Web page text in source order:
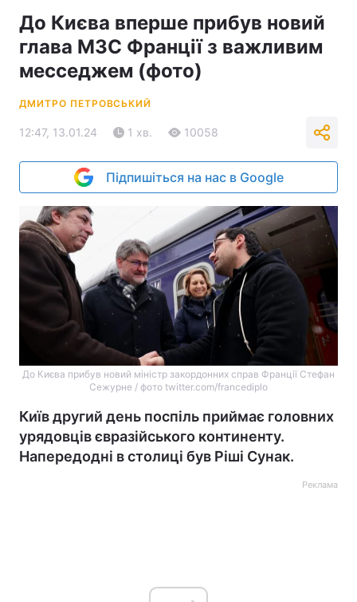
До Києва вперше прибув новий
глава МЗС Франції з важливим
месседжем (фото)
ДМИТРО ПЕТРОВСЬКИЙ
12:47, 13.01.24 1 хв. 10058
Підпишіться на нас в Google
До Києва прибув новий міністр закордонних справ Франції Стефан
Сежурне / фото twitter.com/francediplo
Київ другий день поспіль приймає головних
урядовців євразійського континенту.
Напередодні в столиці був Ріші Сунак.
Реклама